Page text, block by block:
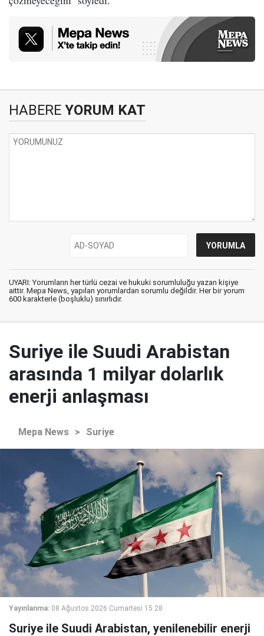
HABERE YORUM KAT
UYARI: Yorumların her türlü cezai ve hukuki sorumluluğu yazan kişiye
aittir. Mepa News, yapılan yorumlardan sorumlu değildir. Her bir yorum
600 karakterle (boşluklu) sınırlıdır.
Suriye ile Suudi Arabistan
arasında 1 milyar dolarlık
enerji anlaşması
Mepa News > Suriye
Yayınlanma: 08 Ağustos 2026 Cumartesi 15:28
Suriye ile Suudi Arabistan, yenilenebilir enerji